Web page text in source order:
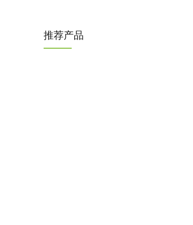
推荐产品